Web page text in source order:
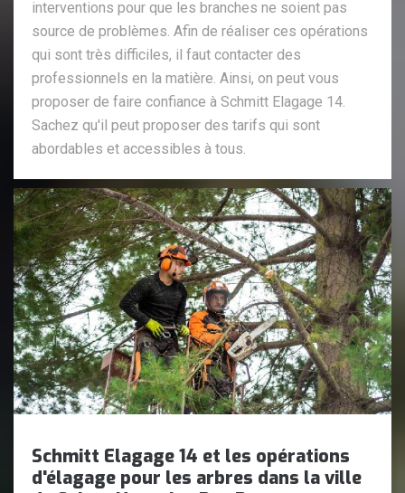
interventions pour que les branches ne soient pas
source de problèmes. Afin de réaliser ces opérations
qui sont très difficiles, il faut contacter des
professionnels en la matière. Ainsi, on peut vous
proposer de faire confiance à Schmitt Elagage 14.
Sachez qu'il peut proposer des tarifs qui sont
abordables et accessibles à tous.
Schmitt Elagage 14 et les opérations
d'élagage pour les arbres dans la ville